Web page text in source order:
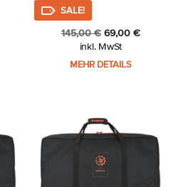
SALE!
145,00€ Ursprünglicher
Preis
war:
69,00 €Aktueller
inkl. MwSt
MEHR DETAILS